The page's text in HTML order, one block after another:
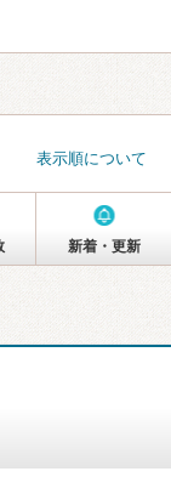
表示順について
新着・更新